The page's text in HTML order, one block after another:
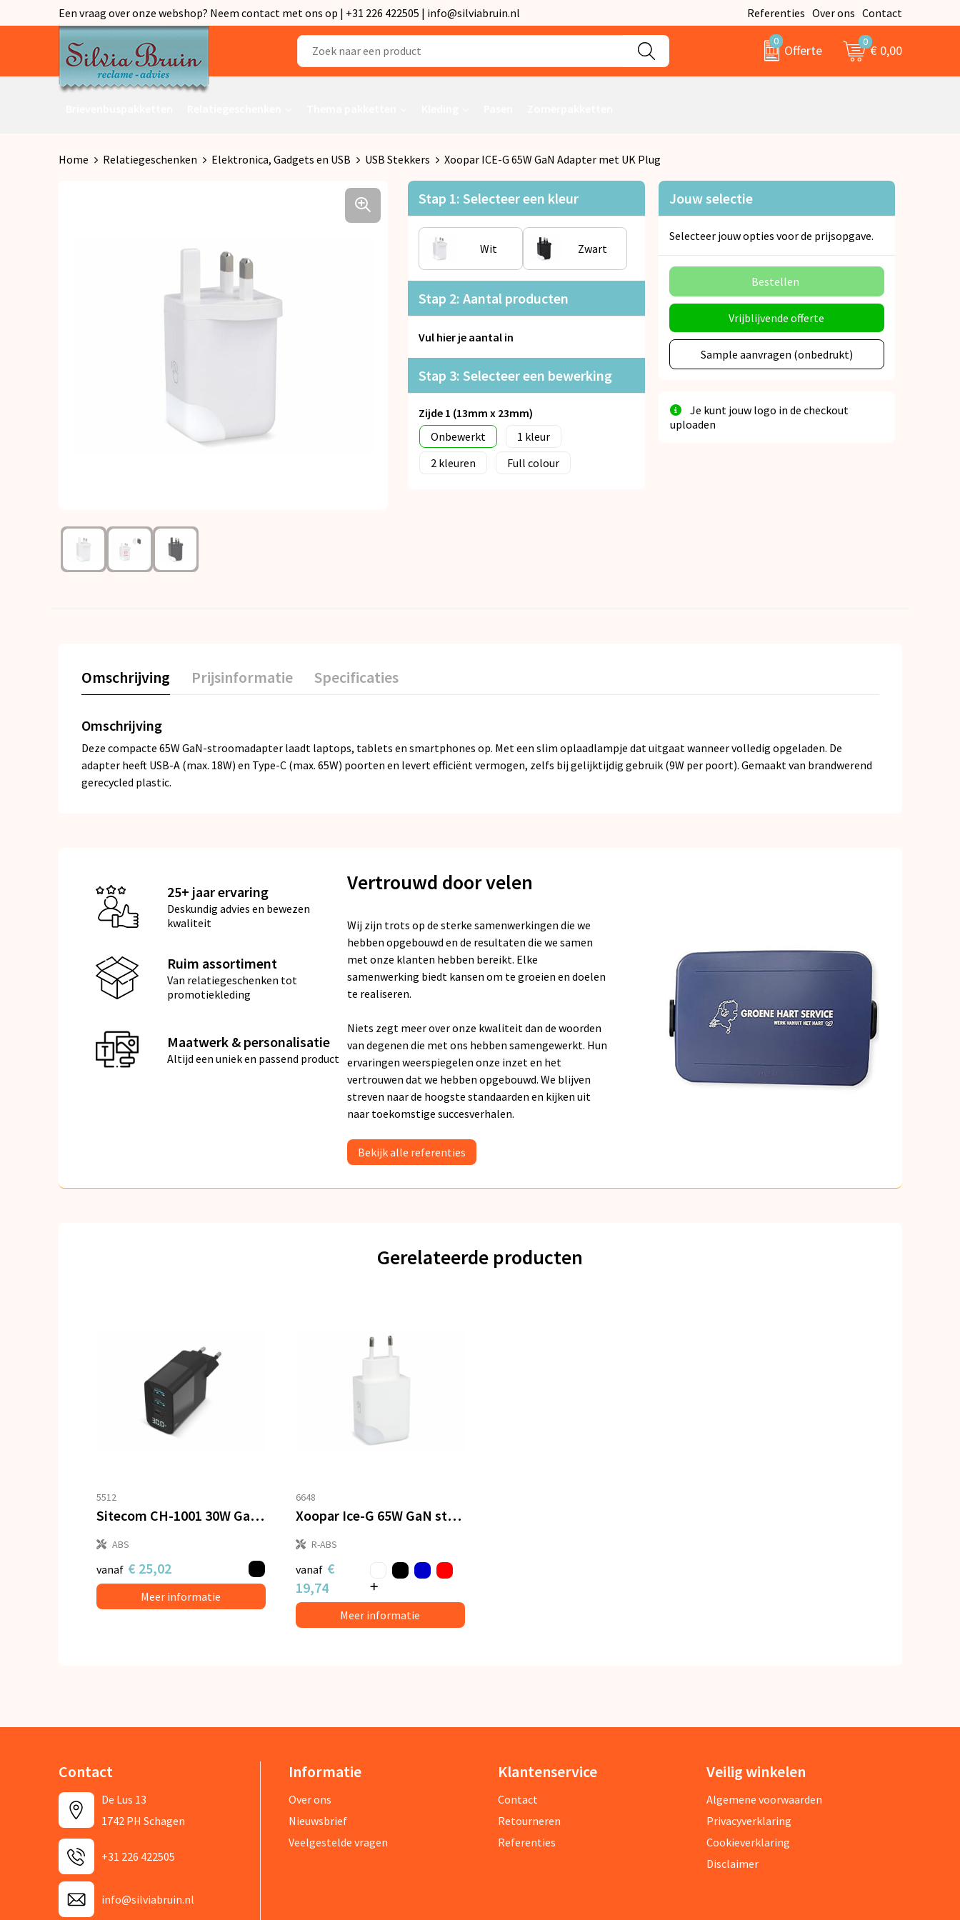
Een vraag over onze webshop? Neem contact met ons op | +31 226 422505 | info@silviabruin.nl Referenties Over ons Contact
0
Offerte
0
€ 0,00
Home Relatiegeschenken Elektronica, Gadgets en USB USB Stekkers Xoopar ICE-G 65W GaN Adapter met UK Plug
Stap 1: Selecteer een kleur
Wit Zwart
Stap 2: Aantal producten
Vul hier je aantal in
Stap 3: Selecteer een bewerking
Zijde 1 (13mm x 23mm)
Onbewerkt
1
2
Full colour
Jouw selectie
Selecteer jouw opties voor de prijsopgave.
Bestellen
Vrijblijvende offerte
Sample aanvragen (onbedrukt)
Je kunt jouw logo in de checkout
uploaden
Omschrijving Prijsinformatie Specificaties
Omschrijving
Deze compacte 65W GaN-stroomadapter laadt laptops, tablets en smartphones op. Met een slim oplaadlampje dat uitgaat wanneer volledig opgeladen. De
adapter heeft USB-A (max. 18W) en Type-C (max. 65W) poorten en levert efficiënt vermogen, zelfs bij gelijktijdig gebruik (9W per poort). Gemaakt van brandwerend
gerecycled plastic.
25+ jaar ervaring
Deskundig advies en bewezen
kwaliteit
Ruim assortiment
Van relatiegeschenken tot
promotiekleding
Maatwerk & personalisatie
Altijd een uniek en passend product
Vertrouwd door velen
Wij zijn trots op de sterke samenwerkingen die we
hebben opgebouwd en de resultaten die we samen
met onze klanten hebben bereikt. Elke
samenwerking biedt kansen om te groeien en doelen
te realiseren.
Niets zegt meer over onze kwaliteit dan de woorden
van degenen die met ons hebben samengewerkt. Hun
ervaringen weerspiegelen onze inzet en het
vertrouwen dat we hebben opgebouwd. We blijven
streven naar de hoogste standaarden en kijken uit
naar toekomstige succesverhalen.
Bekijk alle referenties
Gerelateerde producten
5512
Sitecom CH-1001 30W GaN Power Delivery Wall Charger with LED display
ABS
vanaf € 25,02
Meer informatie
6648
Xoopar Ice-G 65W GaN stroomadapter
R-ABS
vanaf €
19,74
Meer informatie
Contact
De Lus 13
1742 PH Schagen
+31 226 422505
info@silviabruin.nl
Informatie
Over ons
Nieuwsbrief
Veelgestelde vragen
Klantenservice
Contact
Retourneren
Referenties
Veilig winkelen
Algemene voorwaarden
Privacyverklaring
Cookieverklaring
Disclaimer